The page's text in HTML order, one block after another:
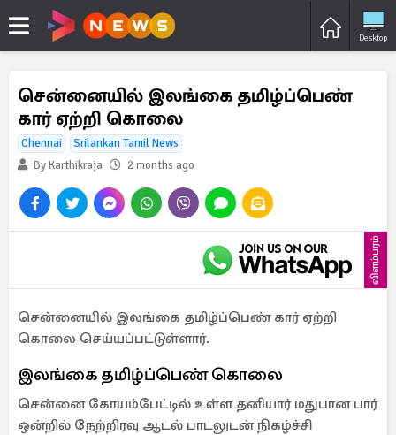
Desktop
சென்னையில் இலங்கை தமிழ்ப்பெண்
கார் ஏற்றி கொலை
Chennai
Srilankan Tamil News
By Karthikraja
2 months ago
விளம்பரம்
சென்னையில் இலங்கை தமிழ்ப்பெண் கார் ஏற்றி
கொலை செய்யப்பட்டுள்ளார்.
இலங்கை தமிழ்ப்பெண் கொலை
சென்னை கோயம்பேட்டில் உள்ள தனியார் மதுபான பார்
ஒன்றில் நேற்றிரவு ஆடல் பாடலுடன் நிகழ்ச்சி